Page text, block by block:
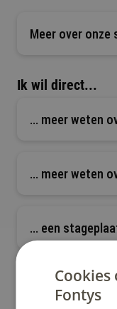
Meer over onze
Ik wil direct...
... meer weten
... meer weten
... een
Cookies
Fontys